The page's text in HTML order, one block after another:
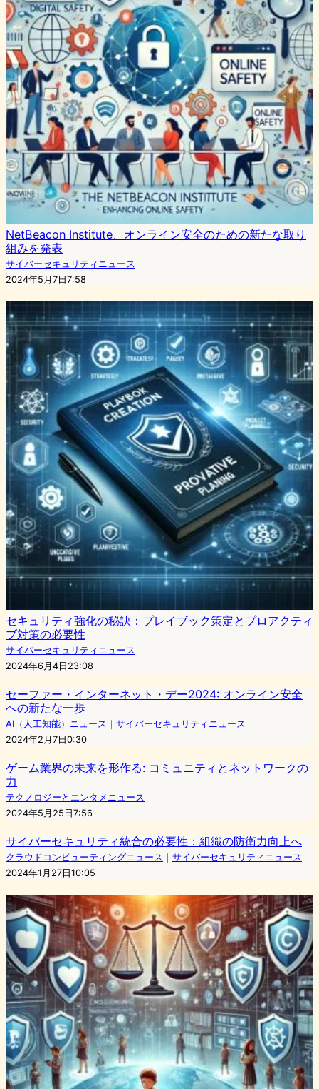
NetBeacon Institute、オンライン安全のための新たな取り
組みを発表
サイバーセキュリティニュース
2024年5月7日7:58
セキュリティ強化の秘訣：プレイブック策定とプロアクティ
ブ対策の必要性
サイバーセキュリティニュース
2024年6月4日23:08
セーファー・インターネット・デー2024: オンライン安全
への新たな一歩
AI（人工知能）ニュース ｜ サイバーセキュリティニュース
2024年2月7日0:30
ゲーム業界の未来を形作る: コミュニティとネットワークの
力
テクノロジーとエンタメニュース
2024年5月25日7:56
サイバーセキュリティ統合の必要性：組織の防衛力向上へ
クラウドコンピューティングニュース ｜ サイバーセキュリティニュース
2024年1月27日10:05